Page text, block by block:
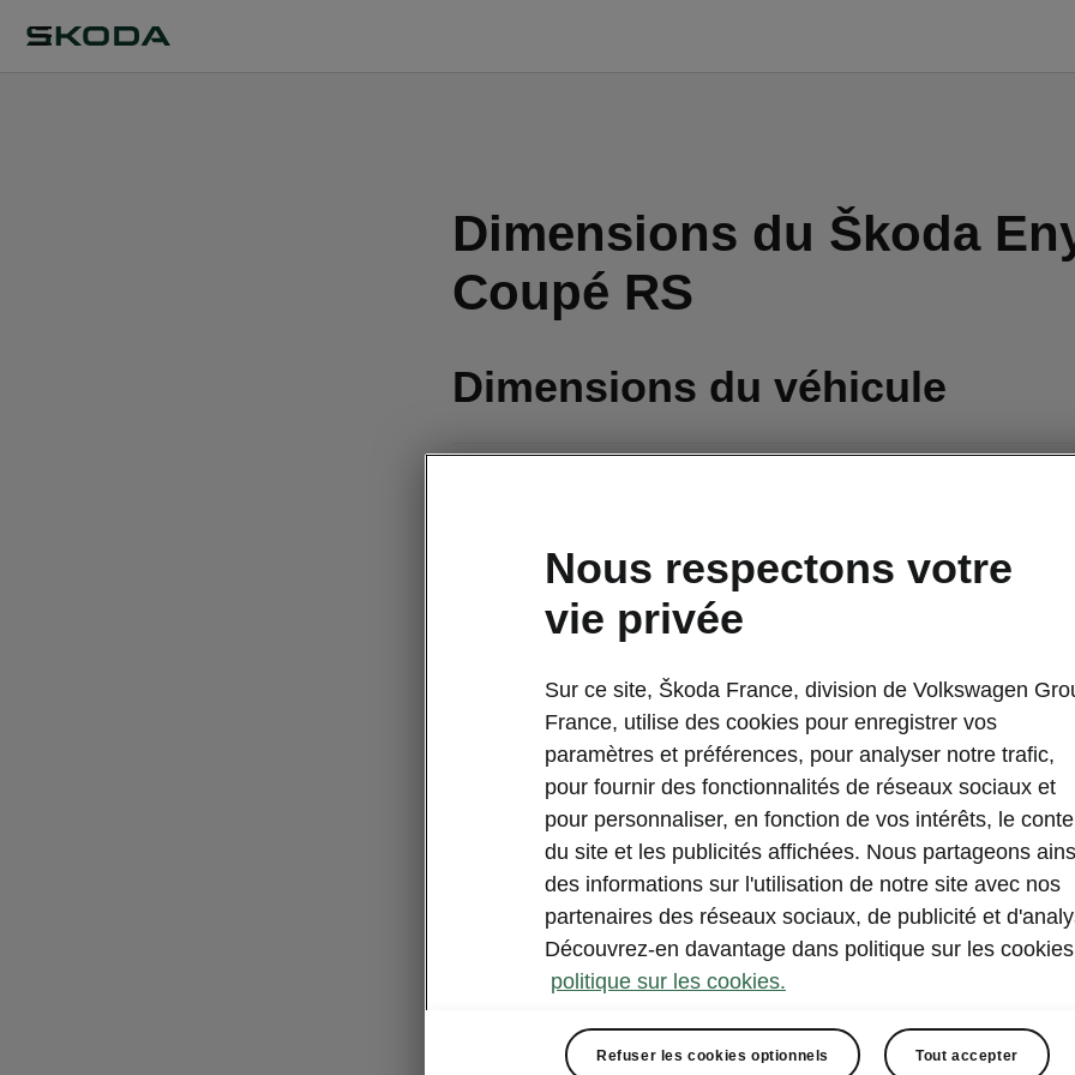
Dimensions du Škoda
Coupé RS
Dimensions du véhicule
Nous respectons votre
vie privée
Sur ce site, Škoda France, division de Volkswagen
France, utilise des cookies pour enregistrer vos
paramètres et préférences, pour analyser notre trafic,
pour fournir des fonctionnalités de réseaux sociaux et
pour personnaliser, en fonction de vos intérêts, le
du site et les publicités affichées. Nous partageons
des informations sur l'utilisation de notre site avec nos
partenaires des réseaux sociaux, de publicité et
Découvrez-en davantage dans politique sur les
politique sur les cookies.
Refuser les cookies optionnels Tout accepter